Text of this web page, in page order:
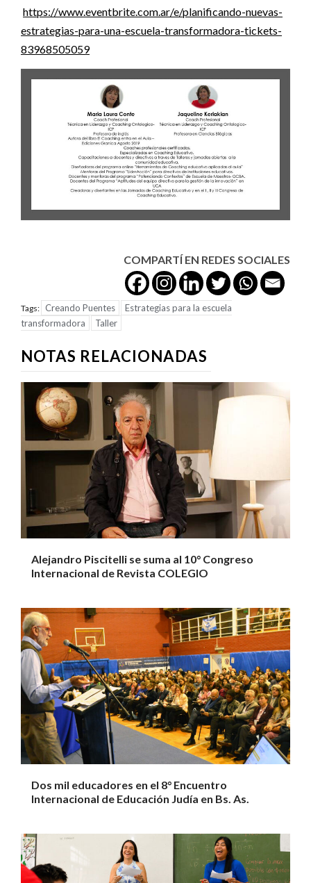
https://www.eventbrite.com.ar/e/planificando-nuevas-
estrategias-para-una-escuela-transformadora-tickets-
83968505059
COMPARTÍ EN REDES SOCIALES
Tags: Creando Puentes
Estrategias para la escuela
transformadora
Taller
NOTAS RELACIONADAS
Alejandro Piscitelli se suma al 10° Congreso
Internacional de Revista COLEGIO
Dos mil educadores en el 8° Encuentro
Internacional de Educación Judía en Bs. As.